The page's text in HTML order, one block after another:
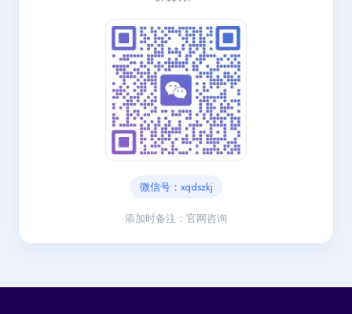
微信号：xqdszkj
添加时备注：官网咨询